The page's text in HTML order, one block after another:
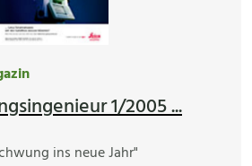
1/2005 ...
ins neue Jahr"